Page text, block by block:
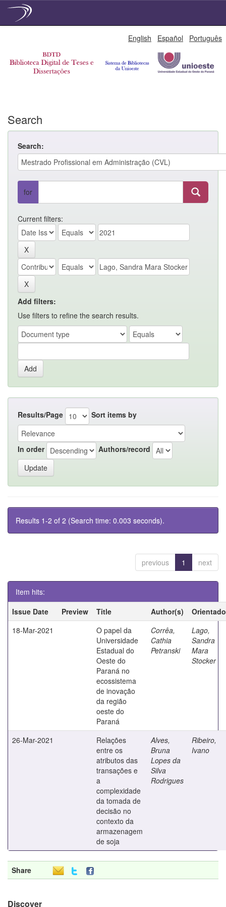
English Español Português
Search
Search:
for
Current filters:
Add filters:
Use filters to refine the search results.
Results/Page Sort items by
In order Authors/record
Results 1-2 of 2 (Search time: 0.003 seconds).
previous 1 next
Item hits:
Issue Date
Preview Title Author(s)
18-Mar-2021
O papel da
Universidade
Estadual do
Oeste do
Paraná no
ecossistema
de inovação
da região
oeste do
Paraná
Corrêa,
Cathia
Petranski
Lago,
Sandra
Mara
Stocker
26-Mar-2021
Relações
entre os
atributos das
transações e
a
complexidade
da tomada de
decisão no
contexto da
armazenagem
de soja
Alves,
Bruna
Lopes da
Silva
Rodrigues
Ribeiro,
Ivano
Share
Discover